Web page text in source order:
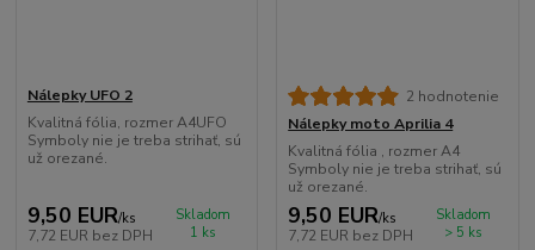
Nálepky UFO 2
Kvalitná fólia, rozmer A4UFO
Symboly nie je treba strihať, sú
už orezané.
9,50 EUR/ks
7,72 EUR bez DPH
Skladom
1 ks
2 hodnotenie
Nálepky moto Aprilia 4
Kvalitná fólia , rozmer A4
Symboly nie je treba strihať, sú
už orezané.
9,50 EUR/ks
7,72 EUR bez DPH
Skladom
> 5 ks